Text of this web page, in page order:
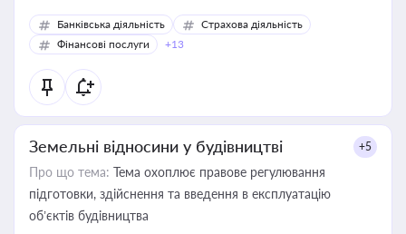
Банківська діяльність
Страхова діяльність
Фінансові послуги
+13
Земельні відносини у будівництві +5
Про що тема: Тема охоплює правове регулювання
підготовки, здійснення та введення в експлуатацію
об’єктів будівництва